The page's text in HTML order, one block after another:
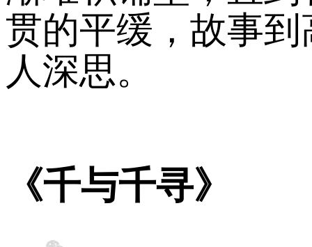
贯的平缓，故事
人深思。
《千与千寻》